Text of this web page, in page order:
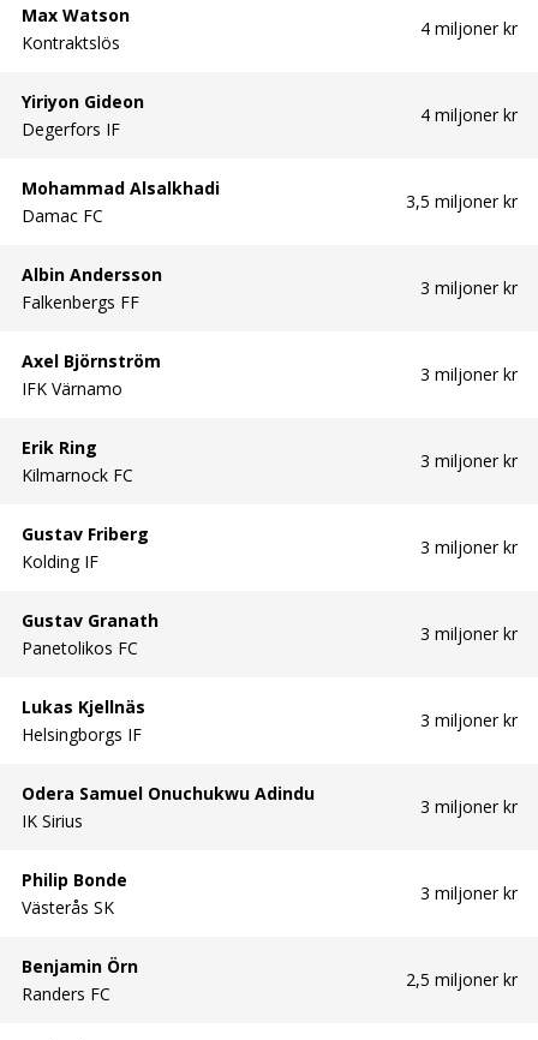
Max Watson
Kontraktslös
4 miljoner kr
Yiriyon Gideon
Degerfors IF
4 miljoner kr
Mohammad Alsalkhadi
Damac FC
3,5 miljoner kr
Albin Andersson
Falkenbergs FF
3 miljoner kr
Axel Björnström
IFK Värnamo
3 miljoner kr
Erik Ring
Kilmarnock FC
3 miljoner kr
Gustav Friberg
Kolding IF
3 miljoner kr
Gustav Granath
Panetolikos FC
3 miljoner kr
Lukas Kjellnäs
Helsingborgs IF
3 miljoner kr
Odera Samuel Onuchukwu Adindu
IK Sirius
3 miljoner kr
Philip Bonde
Västerås SK
3 miljoner kr
Benjamin Örn
Randers FC
2,5 miljoner kr